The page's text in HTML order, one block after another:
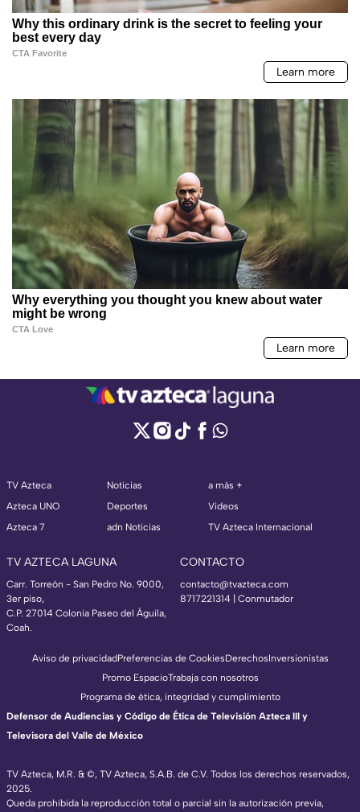
TV Azteca
Azteca UNO
Azteca 7
Noticias
Deportes
adn Noticias
a más +
Videos
TV Azteca Internacional
TV AZTECA LAGUNA
Carr. Torreón - San Pedro No. 9000,
3er piso,
C.P. 27014 Colonia Paseo del Águila,
Coah.
CONTACTO
contacto@tvazteca.com
8717221314 | Conmutador
TV Azteca, M.R. & ©, TV Azteca, S.A.B. de C.V. Todos los derechos reservados,
2025.
Queda prohibida la reproducción total o parcial sin la autorización previa,
Aviso de privacidadPreferencias de CookiesDerechosInversionistas
Promo EspacioTrabaja con nosotros
Programa de ética, integridad y cumplimiento
Defensor de Audiencias y Código de Ética de Televisión Azteca III y
Televisora del Valle de México